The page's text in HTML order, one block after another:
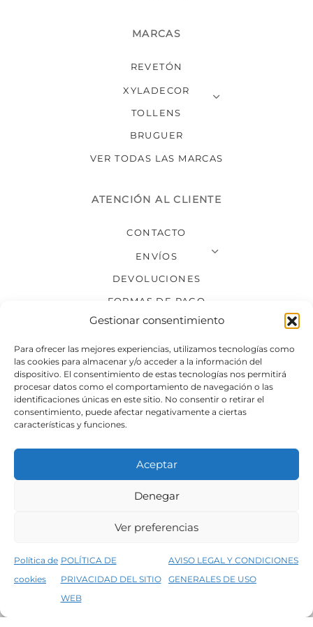
Gestionar consentimiento
Para ofrecer las mejores experiencias, utilizamos tecnologías como
las cookies para almacenar y/o acceder a la información del
dispositivo. El consentimiento de estas tecnologías nos permitirá
procesar datos como el comportamiento de navegación o las
identificaciones únicas en este sitio. No consentir o retirar el
consentimiento, puede afectar negativamente a ciertas
características y funciones.
Aceptar
Denegar
Ver preferencias
Política de
cookies
POLÍTICA DE
PRIVACIDAD DEL SITIO
WEB
AVISO LEGAL Y CONDICIONES
GENERALES DE USO
5% de descuento en tu primera compra, utiliza el código PRIMERACOMPRA
MARCAS
REVETÓN
XYLADECOR
TOLLENS
BRUGUER
VER TODAS LAS MARCAS
ATENCIÓN AL CLIENTE
CONTACTO
ENVÍOS
DEVOLUCIONES
FORMAS DE PAGO
SÍGUENOS
Condiciones generales de venta
Política de privacidad del sitio web
©2026 Decopintur- todos los derechos